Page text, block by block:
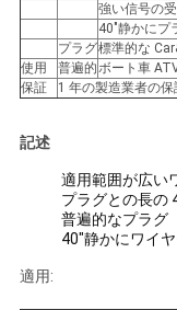
PRIVACY
POLICY
強い信号の
40"静かにプ
プラグ標準的な
使用
普遍的ボート車
保証
1 年の製造業者の
記述
適用範囲が広い
プラグとの長の
普遍的なプラグ
40"静かにワイ
適用: